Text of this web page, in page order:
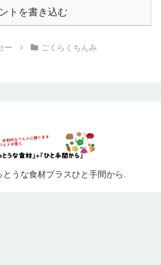
トを書き込む
ー ごくらくちんみ
うな食材プラスひと手間から.